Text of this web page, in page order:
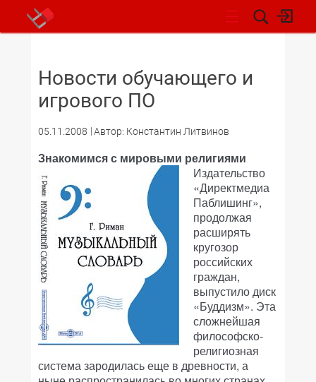
Новости обучающего и
игрового ПО
05.11.2008 Автор: Константин Литвинов
Знакомимся с мировыми религиями
Издательство
«Директмедиа
Паблишинг»,
продолжая
расширять
кругозор
российских
граждан,
выпустило диск
«Буддизм». Эта
сложнейшая
философско-
религиозная
система зародилась еще в древности, а